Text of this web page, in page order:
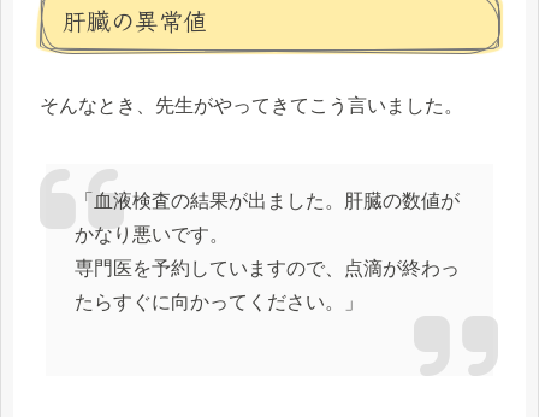
肝臓の異常値
そんなとき、先生がやってきてこう言いました。
「血液検査の結果が出ました。肝臓の数値が
かなり悪いです。
専門医を予約していますので、点滴が終わっ
たらすぐに向かってください。」